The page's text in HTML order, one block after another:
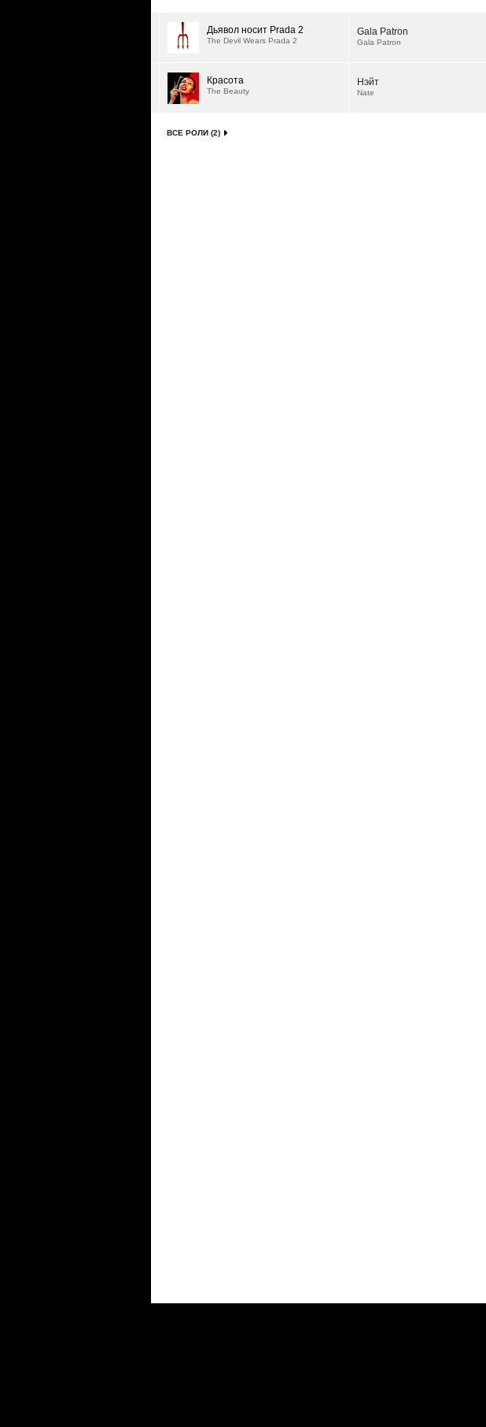
Дьявол носит Prada 2
The Devil Wears Prada 2
Gala Patron
Gala Patron
Красота
The Beauty
Нэйт
Nate
ВСЕ РОЛИ (2)